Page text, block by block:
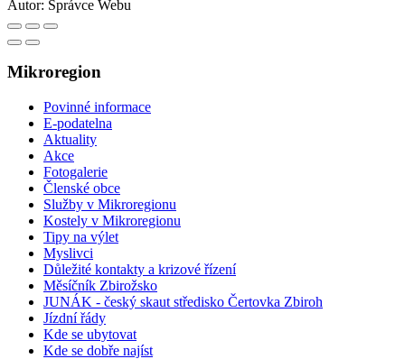
Autor: Správce Webu
Mikroregion
Povinné informace
E-podatelna
Aktuality
Akce
Fotogalerie
Členské obce
Služby v Mikroregionu
Kostely v Mikroregionu
Tipy na výlet
Myslivci
Důležité kontakty a krizové řízení
Měsíčník Zbirožsko
JUNÁK - český skaut středisko Čertovka Zbiroh
Jízdní řády
Kde se ubytovat
Kde se dobře najíst